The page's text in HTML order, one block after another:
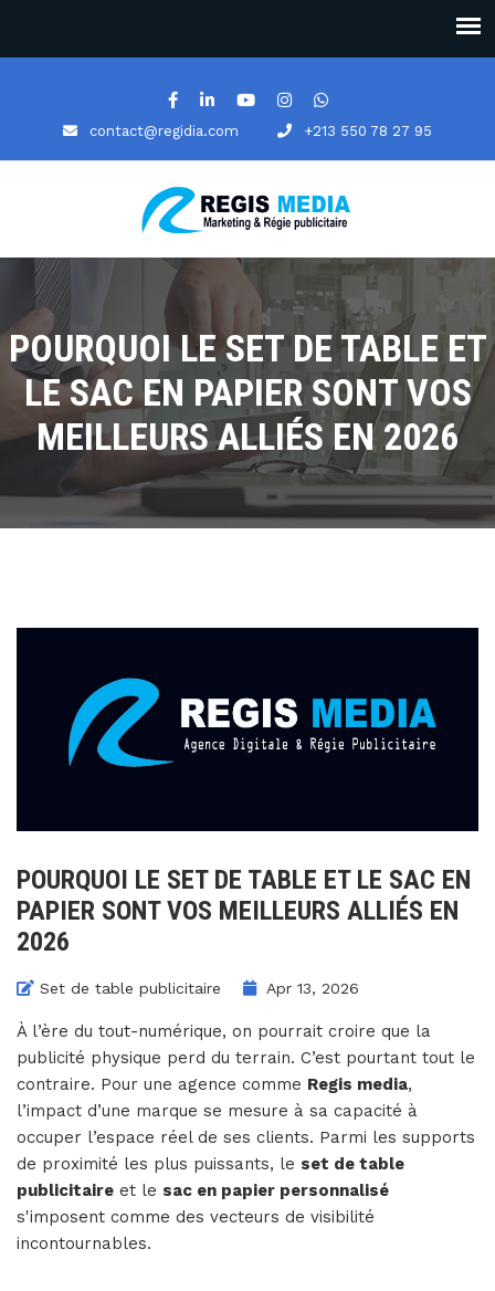
contact@regidia.com +213 550 78 27 95
POURQUOI LE SET DE TABLE ET
LE SAC EN PAPIER SONT VOS
MEILLEURS ALLIÉS EN 2026
POURQUOI LE SET DE TABLE ET LE SAC EN
PAPIER SONT VOS MEILLEURS ALLIÉS EN
2026
Set de table publicitaire Apr 13, 2026
À l’ère du tout-numérique, on pourrait croire que la
publicité physique perd du terrain. C’est pourtant tout le
contraire. Pour une agence comme Regis media,
l’impact d’une marque se mesure à sa capacité à
occuper l’espace réel de ses clients. Parmi les supports
de proximité les plus puissants, le set de table
publicitaire et le sac en papier personnalisé
s'imposent comme des vecteurs de visibilité
incontournables.